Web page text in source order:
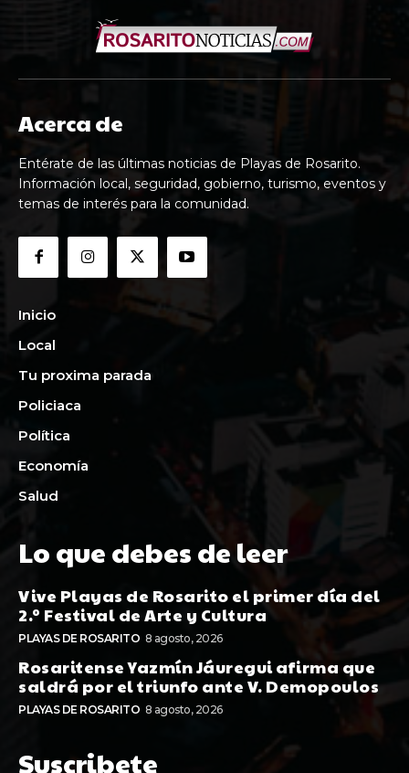
Acerca de
Entérate de las últimas noticias de Playas de Rosarito.
Información local, seguridad, gobierno, turismo, eventos y
temas de interés para la comunidad.
Inicio
Local
Tu proxima parada
Policiaca
Política
Economía
Salud
Lo que debes de leer
Vive Playas de Rosarito el primer día del
2.º Festival de Arte y Cultura
PLAYAS DE ROSARITO 8 agosto, 2026
Rosaritense Yazmín Jáuregui afirma que
saldrá por el triunfo ante V. Demopoulos
PLAYAS DE ROSARITO 8 agosto, 2026
Suscribete